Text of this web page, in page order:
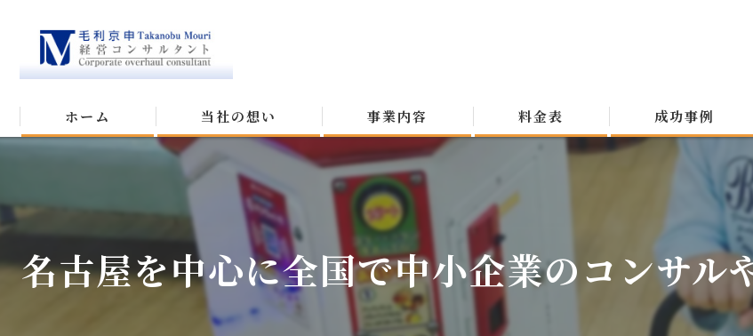
ホーム 当社の想い 事業内容 料金表 成功事例
名古屋を中心に全国で中小企業のコンサル